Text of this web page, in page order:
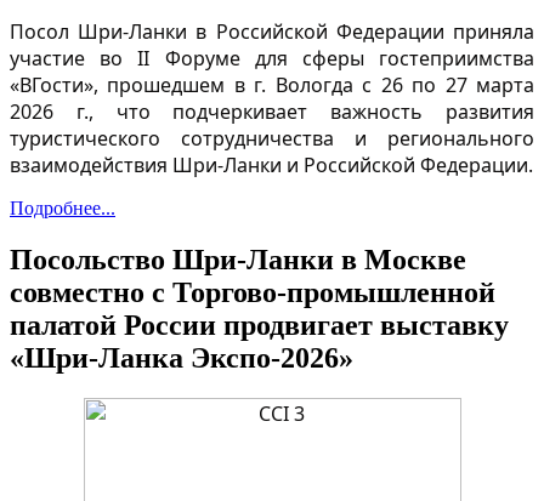
Посол Шри-Ланки в Российской Федерации приняла
участие во II Форуме для сферы гостеприимства
«ВГости», прошедшем в г. Вологда с 26 по 27 марта
2026 г., что подчеркивает важность развития
туристического сотрудничества и регионального
взаимодействия Шри-Ланки и Российской Федерации.
Подробнее...
Посольство Шри-Ланки в Москве
совместно с Торгово-промышленной
палатой России продвигает выставку
«Шри-Ланка Экспо-2026»